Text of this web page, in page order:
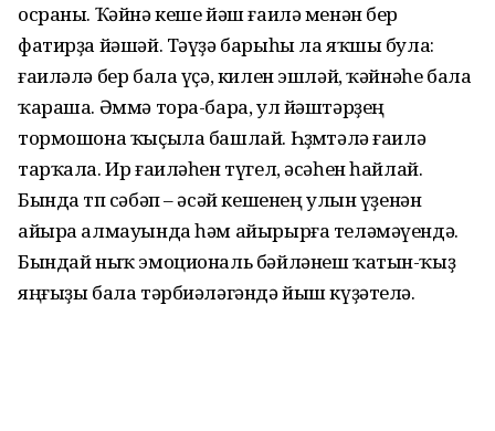
осраны. Ҡәйнә кеше йәш ғаилә менән бер
фатирҙа йәшәй. Тәүҙә барыһы ла яҡшы була:
ғаиләлә бер бала үҫә, килен эшләй, ҡәйнәһе бала
ҡараша. Әммә тора-бара, ул йәш­тәрҙең
тормошона ҡыҫыла башлай. Һөҙөмтәлә ғаилә
тарҡала. Ир ғаиләһен түгел, әсәһен һайлай.
Бында төп сәбәп – әсәй кешенең улын үҙенән
айыра алмауында һәм айырырға теләмәүендә.
Бындай ныҡ эмоциональ бәйләнеш ҡатын-ҡыҙ
яңғыҙы бала тәрбиәләгәндә йыш күҙәтелә.